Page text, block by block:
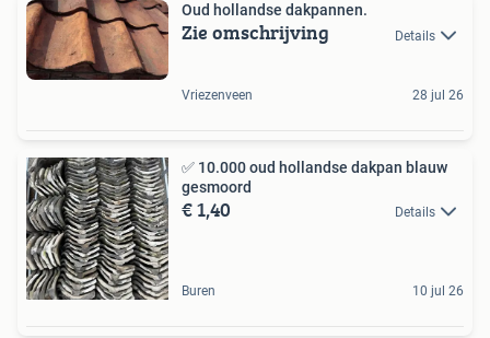
Oud hollandse dakpannen.
Zie omschrijving Details
Vriezenveen 28 jul 26
✅ 10.000 oud hollandse dakpan blauw
gesmoord
€ 1,40 Details
Buren 10 jul 26